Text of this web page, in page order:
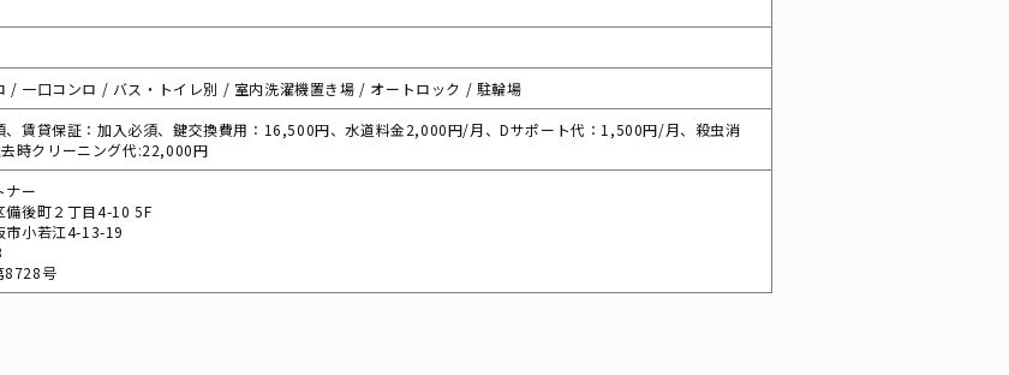
/ 一口コンロ / バス・トイレ別 / 室内洗濯機置き場 / オートロック / 駐輪場
、賃貸保証：加入必須、鍵交換費用：16,500円、水道料金2,000円/月、Dサポート代：1,500円/月、殺虫消
時クリーニング代:22,000円
ナー
備後町２丁目4-10 5F
市小若江4-13-19
8728号